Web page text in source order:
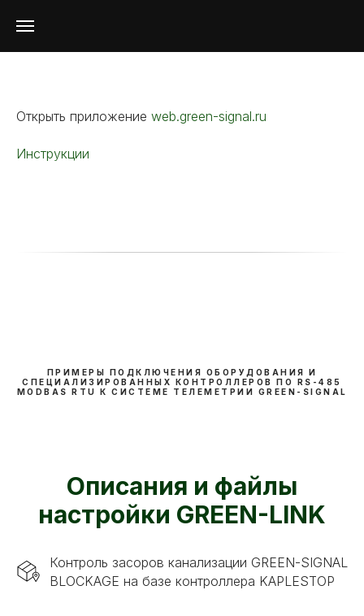
Открыть приложение web.green-signal.ru
Инструкции
ПРИМЕРЫ ПОДКЛЮЧЕНИЯ ОБОРУДОВАНИЯ И
СПЕЦИАЛИЗИРОВАННЫХ КОНТРОЛЛЕРОВ ПО RS-485
MODBAS RTU К СИСТЕМЕ ТЕЛЕМЕТРИИ GREEN-SIGNAL
Описания и файлы
настройки GREEN-LINK
Контроль засоров канализации GREEN-SIGNAL
BLOCKAGE на базе контроллера KAPLESTOP